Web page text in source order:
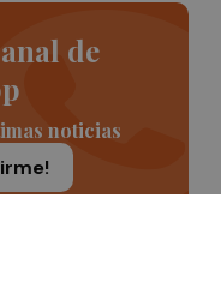
de
noticias